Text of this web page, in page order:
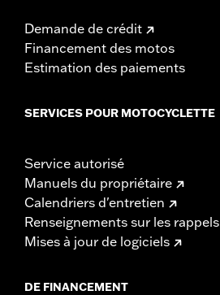
Demande de crédit
Financement des motos
Estimation des paiements
SERVICES POUR MOTOCYCLETTE
Service autorisé
Manuels du propriétaire
Calendriers d'entretien
Renseignements sur les rappels
Mises à jour de logiciels
DE FINANCEMENT